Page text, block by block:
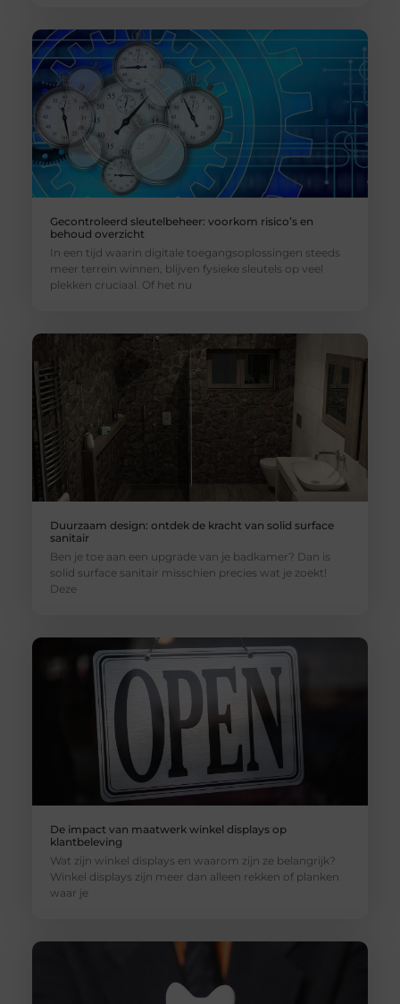
Gecontroleerd sleutelbeheer: voorkom risico’s en
behoud overzicht
In een tijd waarin digitale toegangsoplossingen steeds
meer terrein winnen, blijven fysieke sleutels op veel
plekken cruciaal. Of het nu
Duurzaam design: ontdek de kracht van solid surface
sanitair
Ben je toe aan een upgrade van je badkamer? Dan is
solid surface sanitair misschien precies wat je zoekt!
Deze
De impact van maatwerk winkel displays op
klantbeleving
Wat zijn winkel displays en waarom zijn ze belangrijk?
Winkel displays zijn meer dan alleen rekken of planken
waar je